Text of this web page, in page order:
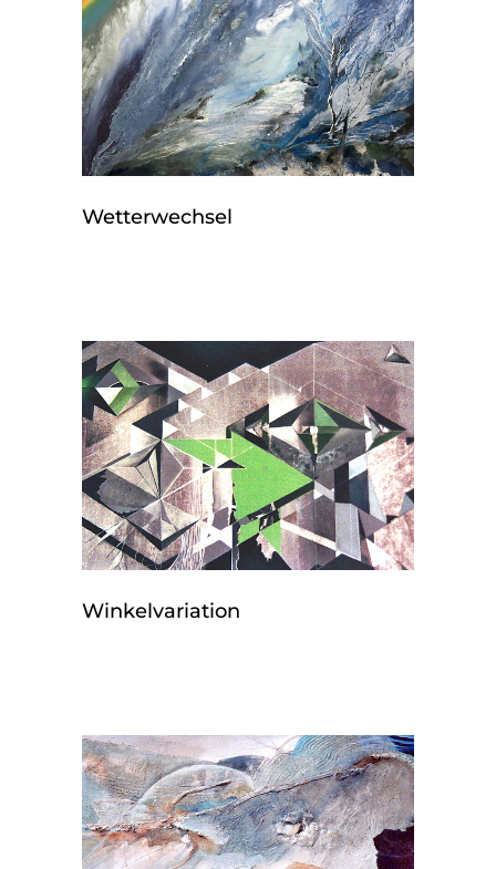
Wetterwechsel
Winkelvariation